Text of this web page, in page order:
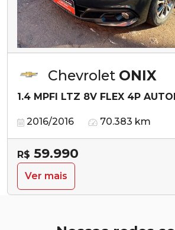
Chevrolet ONIX
1.4 MPFI LTZ 8V FLEX 4P
2016/2016 70.383 km
R$ 59.990
Ver mais